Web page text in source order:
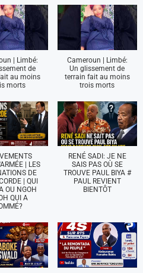
| Limbé:
de
au moins
morts
Cameroun | Limbé:
Un glissement de
terrain fait au moins
trois morts
| LES
DE
| QUI
OU NGOH
QUI A
RENÉ SADI: JE NE
SAIS PAS OÙ SE
TROUVE PAUL BIYA #
PAUL REVIENT
BIENTÔT